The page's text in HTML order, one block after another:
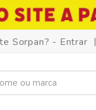
Sorpan? - Entrar |